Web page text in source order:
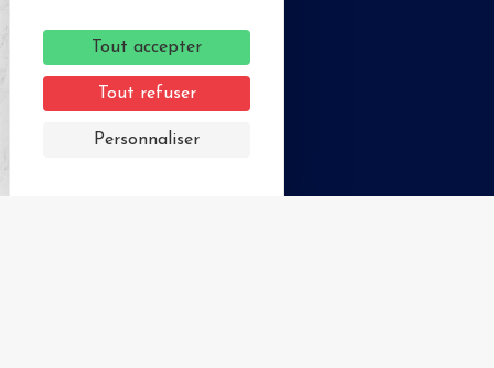
Tout accepter
Tout refuser
Personnaliser